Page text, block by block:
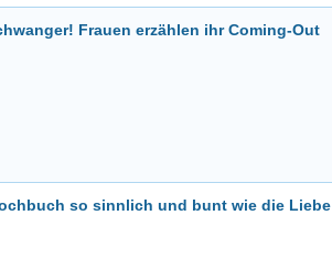
Frauen erzählen ihr Coming-Out
so sinnlich und bunt wie die Liebe